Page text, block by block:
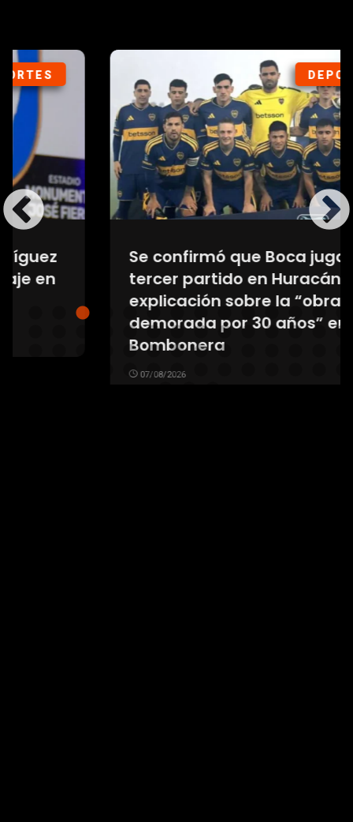
DEPORTES
Se confirmó que Boca jugará un
tercer partido en Huracán: la
explicación sobre la “obra
demorada por 30 años” en la
Bombonera